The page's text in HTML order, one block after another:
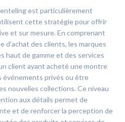
est particulièrement
cette stratégie pour offrir
et sur mesure. En comprenant
d’achat des clients, les marques
haut de gamme et des services
client ayant acheté une montre
événements privés ou être
nouvelles collections. Ce niveau
aux détails permet de
et de renforcer la perception de